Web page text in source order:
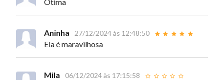
Aninha 27/12/2024 às 12:48:50
Ela é maravilhosa
Mila 06/12/2024 às 17:15:58